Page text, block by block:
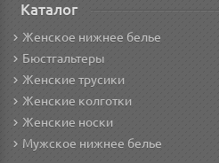
Каталог
Женское нижнее белье
Бюстгальтеры
Женские трусики
Женские колготки
Женские носки
Мужское нижнее белье